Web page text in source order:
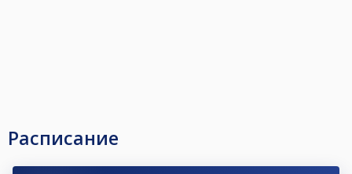
Расписание